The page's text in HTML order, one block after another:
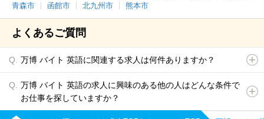
青森市
函館市 北九州市 熊本市
よくあるご質問
万博 バイト 英語に関連する求人は何件ありますか？
万博 バイト 英語の求人に興味のある他の人はどんな条件で
お仕事を探していますか？